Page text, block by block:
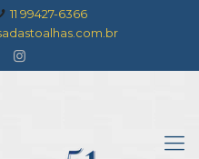
11 99427-6366